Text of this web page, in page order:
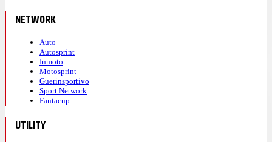
NETWORK
Auto
Autosprint
Inmoto
Motosprint
Guerinsportivo
Sport Network
Fantacup
UTILITY